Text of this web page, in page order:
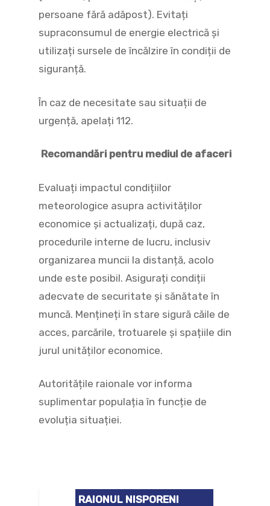
persoane fără adăpost). Evitați
supraconsumul de energie electrică și
utilizați sursele de încălzire în condiții de
siguranță.
În caz de necesitate sau situații de
urgență, apelați 112.
Recomandări pentru mediul de afaceri
Evaluați impactul condițiilor
meteorologice asupra activităților
economice și actualizați, după caz,
procedurile interne de lucru, inclusiv
organizarea muncii la distanță, acolo
unde este posibil. Asigurați condiții
adecvate de securitate și sănătate în
muncă. Mențineți în stare sigură căile de
acces, parcările, trotuarele și spațiile din
jurul unităților economice.
Autoritățile raionale vor informa
suplimentar populația în funcție de
evoluția situației.
RAIONUL NISPORENI